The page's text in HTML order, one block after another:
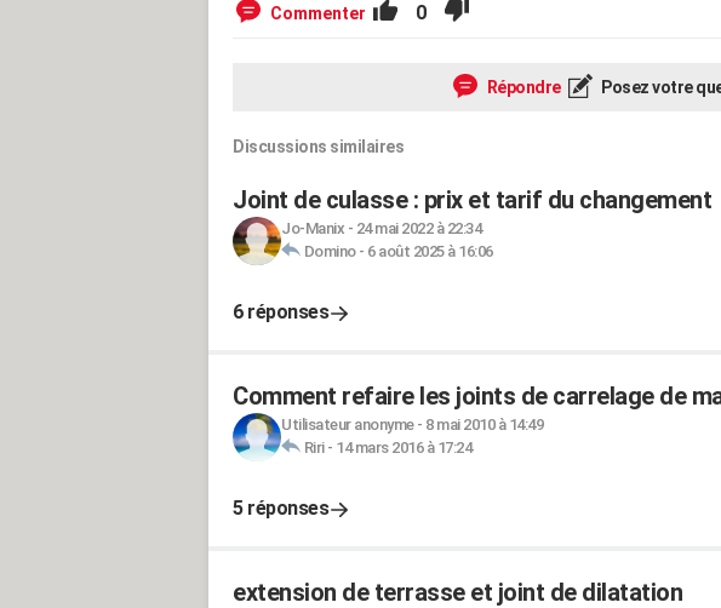
Commenter 0
Répondre Posez votre
Discussions similaires
Joint de culasse : prix et tarif du changement
Jo-Manix - 24 mai 2022 à 22:34
Domino- 6 août 2025 à 16:06
6 réponses
Comment refaire les joints de carrelage de
Utilisateur anonyme- 8 mai 2010 à 14:49
Riri- 14 mars 2016 à 17:24
5 réponses
extension de terrasse et joint de dilatation